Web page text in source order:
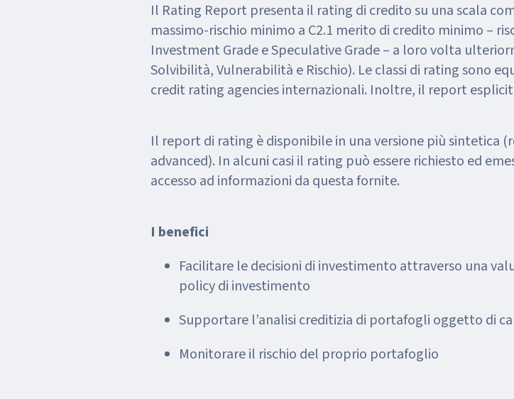
Il Rating Report presenta il rating di credito su una scala
massimo-rischio minimo a C2.1 merito di credito minimo –
Investment Grade e Speculative Grade – a loro volta
Solvibilità, Vulnerabilità e Rischio). Le classi di rating sono
credit rating agencies
Il report di rating è disponibile in una versione più sintetica
advanced). In alcuni casi il rating può essere richiesto ed
accesso ad informazioni da questa fornite.
I benefici
Facilitare le decisioni di investimento attraverso una
policy di investimento
Supportare l’analisi creditizia di portafogli oggetto di
Monitorare il rischio del proprio portafoglio